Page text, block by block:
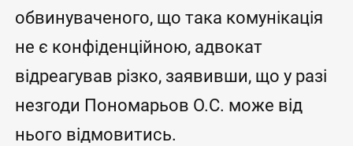
обвинуваченого, що така комунікація
не є конфіденційною, адвокат
відреагував різко, заявивши, що у разі
незгоди Пономарьов О.С. може від
нього відмовитись.